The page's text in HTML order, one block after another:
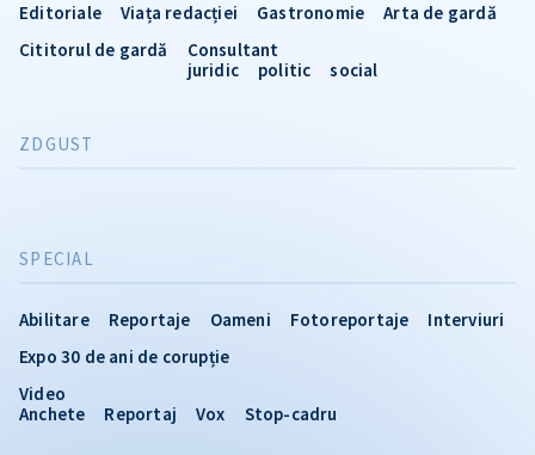
SPECIAL
Abilitare Reportaje Oameni Fotoreportaje
Interviuri
Expo 30 de ani de corupție
Video
Anchete
Reportaj Vox Stop-cadru
Editoriale
Viața redacției Gastronomie
Arta de gardă
Cititorul de gardă
Consultant
juridic
politic social
ZDGUST